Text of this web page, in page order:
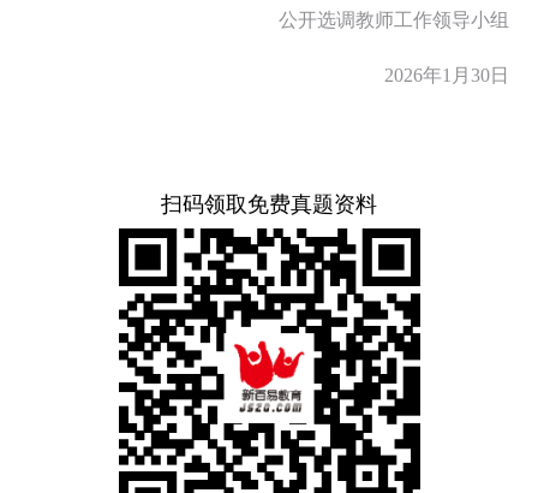
公开选调教师工作领导小组
2026年1月30日
扫码领取免费真题资料